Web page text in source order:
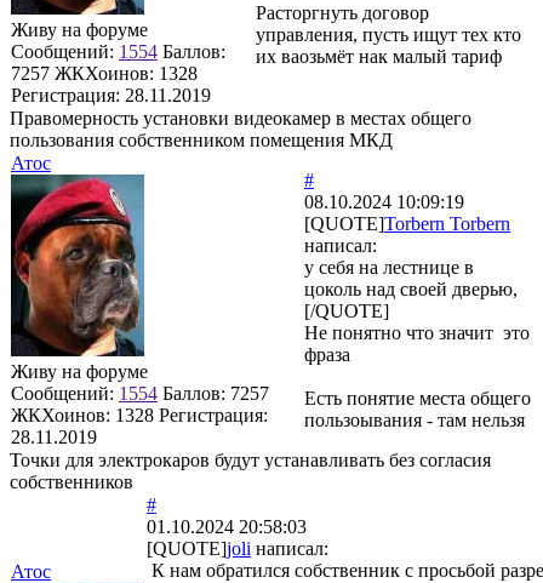
Живу на форуме
Сообщений: 1554 Баллов:
7257 ЖКХоинов: 1328
Регистрация: 28.11.2019
Расторгнуть договор
управления, пусть ищут тех кто
их ваозьмёт нак малый тариф
Правомерность установки видеокамер в местах общего
пользования собственником помещения МКД
Атос
Живу на форуме
Сообщений: 1554 Баллов: 7257
ЖКХоинов: 1328 Регистрация:
28.11.2019
#
08.10.2024 10:09:19
[QUOTE]Torbern Torbern
написал:
у себя на лестнице в
цоколь над своей дверью,
[/QUOTE]
Не понятно что значит это
фраза
Есть понятие места общего
пользоывания - там нельзя
Точки для электрокаров будут устанавливать без согласия
собственников
Атос
#
01.10.2024 20:58:03
[QUOTE]joli написал:
К нам обратился собственник с просьбой